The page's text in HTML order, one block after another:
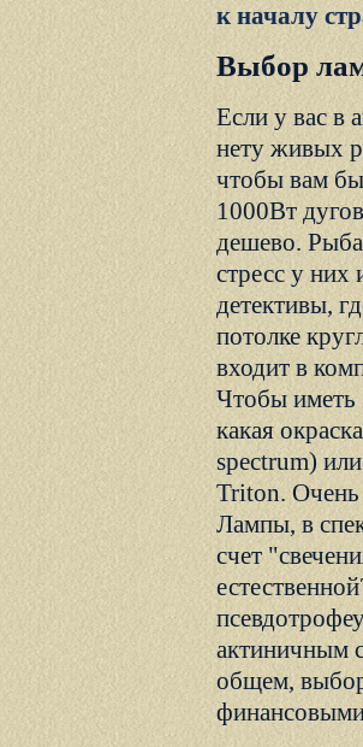
к началу
Выбор
Если у вас в
нету живых
чтобы вам
1000Вт
дешево.
стресс у них
детективы,
потолке
входит в
Чтобы иметь
какая
spectrum)
Triton. Очень
Лампы, в
счет
актиничным
общем,